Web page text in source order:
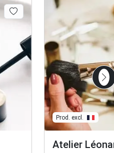
Prod. excl.
Atelier